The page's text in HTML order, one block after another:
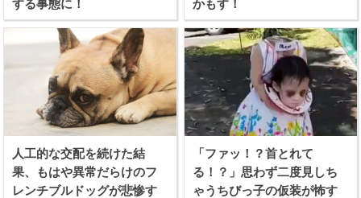
する事態に！
かもす！
人工的な交配を続けた結
果、もはや異常だらけのフ
レンチブルドッグが悲惨す
「ファッ！？首とれて
る！？」思わず二度見しち
ゃうちびっ子の仮装が怖す